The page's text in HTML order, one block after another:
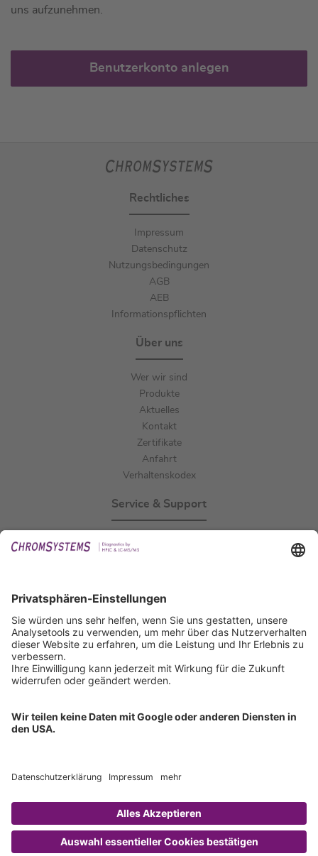
uns aufzunehmen.
Benutzerkonto anlegen
Rechtliches
Impressum
Datenschutz
Nutzungsbedingungen
AGB
AEB
Informationspflichten
Über uns
Wer wir sind
Produkte
Aktuelles
Kontakt
Zertifikate
Anfahrt
Verhaltenskodex
Service & Support
IFU anfordern
Zertifizierungen
ISO 9001 Zertifikat